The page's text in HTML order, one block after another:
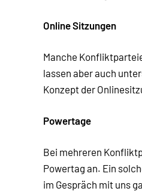
Online Sitzungen
Manche
lassen aber auch
Konzept der
Powertage
Bei mehreren
Powertag an. Ein
im Gespräch mit uns